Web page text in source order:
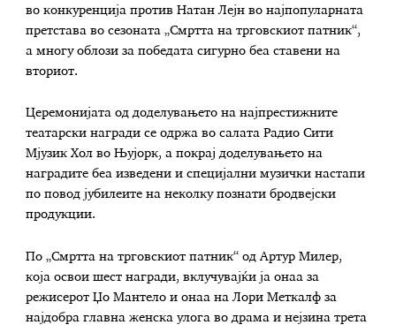
во конкуренција против Натан Лејн во најпопуларната
претстава во сезоната „Смртта на трговскиот патник“,
а многу облози за победата сигурно беа ставени на
вториот.
Церемонијата од доделувањето на најпрестижните
театарски награди се одржа во салата Радио Сити
Мјузик Хол во Њујорк, а покрај доделувањето на
наградите беа изведени и специјални музички настапи
по повод јубилеите на неколку познати бродвејски
продукции.
По „Смртта на трговскиот патник“ од Артур Милер,
која освои шест награди, вклучувајќи ја онаа за
режисерот Џо Мантело и онаа на Лори Меткалф за
најдобра главна женска улога во драма и нејзина трета